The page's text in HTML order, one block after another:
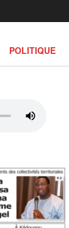
POLITIQUE